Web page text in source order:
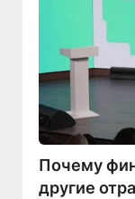
Почему
другие